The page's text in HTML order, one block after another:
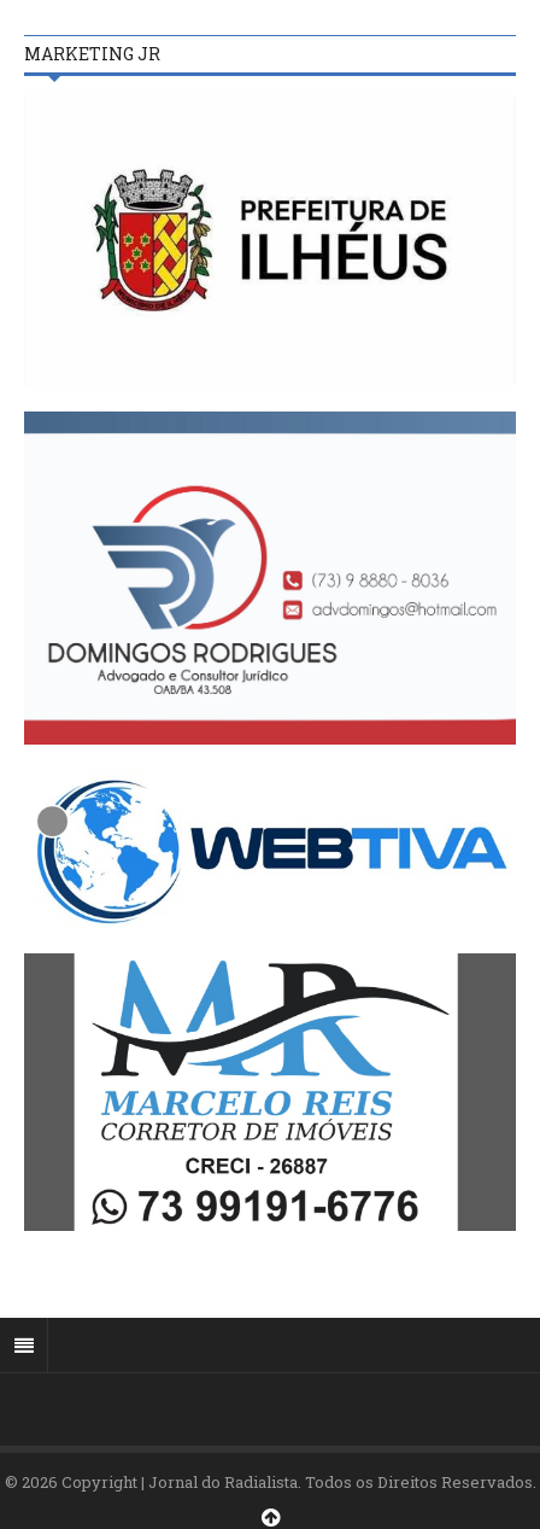
MARKETING JR
© 2026 Copyright | Jornal do Radialista. Todos os Direitos Reservados.